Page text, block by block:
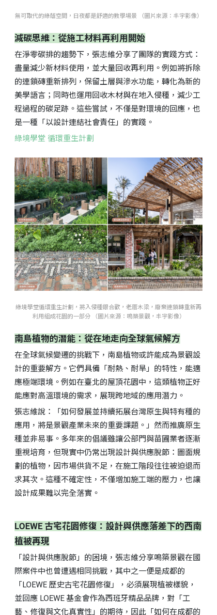
無可取代的綠蔭空間，日夜都是舒適的教學場景 （圖片來源：丰宇影像）
減碳思維：從施工材料再利用開始
在淨零碳排的趨勢下，張志維分享了團隊的實踐方式：
盡量減少新材料使用，並大量回收再利用。例如將拆除
的連鎖磚重新排列，保留土層與滲水功能，轉化為新的
美學語言；同時也運用回收木材與在地入侵種，減少工
程過程的碳足跡。這些嘗試，不僅是對環境的回應，也
是一種「以設計連結社會責任」的實踐。
綠境學堂 循環重生計劃
綠境學堂循環重生計劃，將入侵種銀合歡，老厝木梁，廢棄連鎖轉重新再
利用組成花園的一部分 （圖片來源：鳴築景觀，丰宇影像）
南島植物的潛能：從在地走向全球氣候解方
在全球氣候變遷的挑戰下，南島植物或許能成為景觀設
計的重要解方。它們具備「耐熱、耐旱」的特性，能適
應極端環境。例如在臺北的屋頂花園中，這類植物正好
能應對高溫環境的需求，展現跨地域的應用潛力。
張志維說：「如何發展並持續拓展台灣原生與特有種的
應用，將是景觀產業未來的重要課題。」然而推廣原生
種並非易事。多年來的倡議雖讓公部門與苗圃業者逐漸
重視培育，但現實中仍常出現設計與供應脫節：圖面規
劃的植物，因市場供貨不足，在施工階段往往被迫退而
求其次。這種不確定性，不僅增加施工端的壓力，也讓
設計成果難以完全落實。
LOEWE 古宅花園修復：設計與供應落差下的西南
植被再現
「設計與供應脫節」的困境，張志維分享鳴築景觀在國
際案件中也曾遭遇相同挑戰，其中之一便是成都的
「LOEWE 歷史古宅花園修復」，必須展現植被樣貌，
並回應 LOEWE 基金會作為西班牙精品品牌，對「工
藝、修復與文化真實性」的期待，因此「如何在成都的